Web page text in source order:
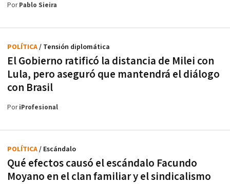
PorPablo Sieira
El Gobierno ratificó la distancia de Milei con
Lula, pero aseguró que mantendrá el diálogo
con Brasil
POLÍTICA/ Tensión diplomática
PoriProfesional
Qué efectos causó el escándalo Facundo
Moyano en el clan familiar y el sindicalismo
POLÍTICA/ Escándalo